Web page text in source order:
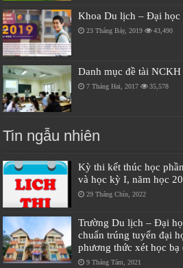
Khoa Du lịch – Đại học
23 Tháng Bảy, 2019 43,490
Danh mục đề tài
7 Tháng Hai, 2017 35,578
Tin ngẫu nhiên
Kỳ thi kết thúc học
và học kỳ I, năm học
29 Tháng Chín, 2022
Trường Du lịch – Đại
chuẩn trúng tuyển đại
phương thức xét học
9 Tháng Tám, 2021